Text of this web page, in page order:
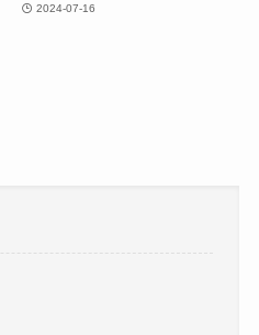
2024-07-16